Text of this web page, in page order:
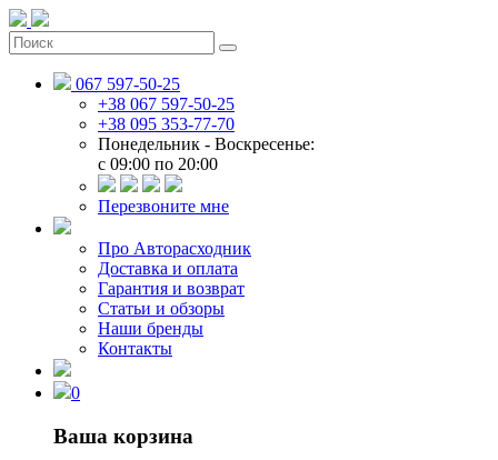
067 597-50-25
+38 067 597-50-25
+38 095 353-77-70
Понедельник - Воскресенье:
c 09:00 по 20:00
Перезвоните мне
Про Авторасходник
Доставка и оплата
Гарантия и возврат
Статьи и обзоры
Наши бренды
Контакты
0
Ваша корзина